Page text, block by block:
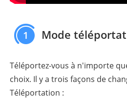
1 Mode
Téléportez-vous à n'importe
choix. Il y a trois façons de
Téléportation :